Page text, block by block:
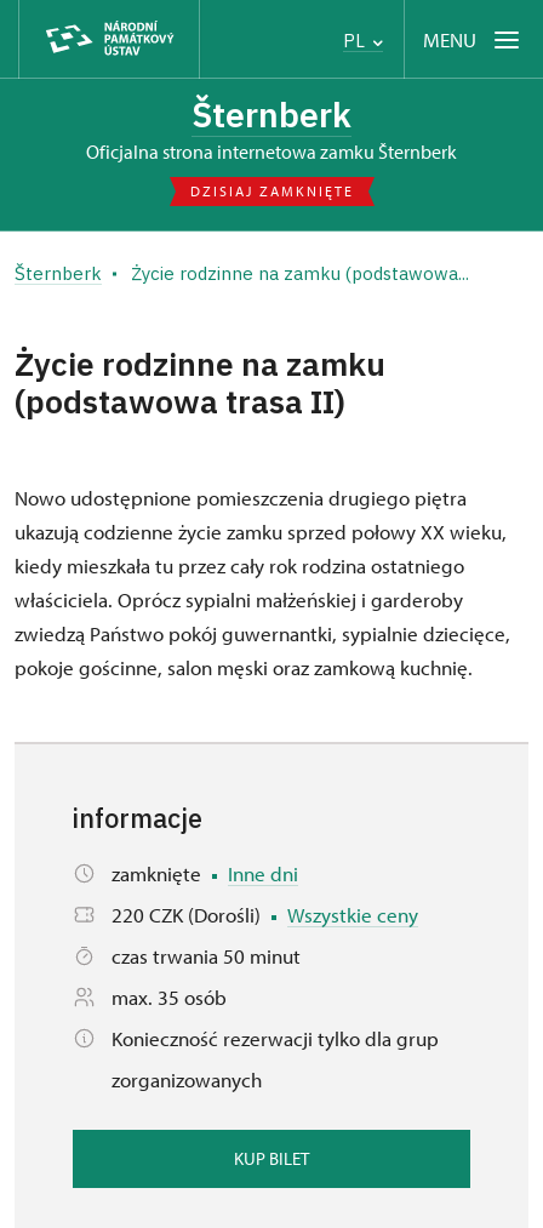
PL MENU
Šternberk
Oficjalna strona internetowa zamku Šternberk
DZISIAJ ZAMKNIĘTE
Šternberk Życie rodzinne na zamku (podstawowa...
Życie rodzinne na zamku
(podstawowa trasa II)
Nowo udostępnione pomieszczenia drugiego piętra
ukazują codzienne życie zamku sprzed połowy XX wieku,
kiedy mieszkała tu przez cały rok rodzina ostatniego
właściciela. Oprócz sypialni małżeńskiej i garderoby
zwiedzą Państwo pokój guwernantki, sypialnie dziecięce,
pokoje gościnne, salon męski oraz zamkową kuchnię.
informacje
zamknięte
Inne dni
220 CZK (Dorośli)
Wszystkie ceny
czas trwania 50 minut
max. 35 osób
Konieczność rezerwacji tylko dla grup
zorganizowanych
KUP BILET